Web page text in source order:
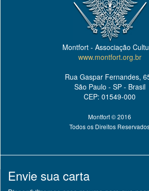
Montfort - Associação
www.montfort.org.br
Rua Gaspar Fernandes,
São Paulo - SP - Brasil
CEP: 01549-000
Montfort © 2016
Todos os Direitos
Envie sua carta